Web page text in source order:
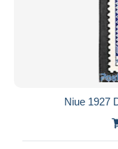
PayPal
iDeal
Maestro
Niue 1927